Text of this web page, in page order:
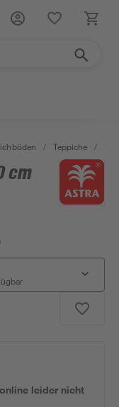
/ Teppiche /
cm
leider nicht